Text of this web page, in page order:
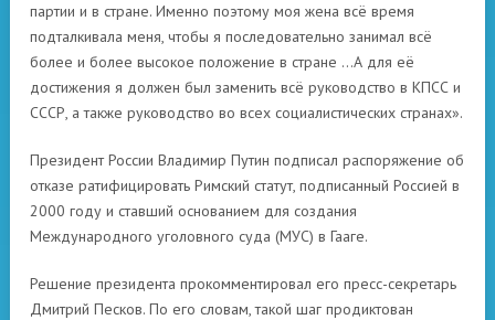
партии и в стране. Именно поэтому моя жена всё время
подталкивала меня, чтобы я последовательно занимал всё
более и более высокое положение в стране …А для её
достижения я должен был заменить всё руководство в КПСС и
СССР, а также руководство во всех социалистических странах».
Президент России Владимир Путин подписал распоряжение об
отказе ратифицировать Римский статут, подписанный Россией в
2000 году и ставший основанием для создания
Международного уголовного суда (МУС) в Гааге.
Решение президента прокомментировал его пресс-секретарь
Дмитрий Песков. По его словам, такой шаг продиктован